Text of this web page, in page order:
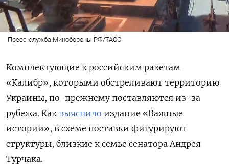
Пресс-служба Минобороны РФ/ТАСС
Комплектующие к российским ракетам
«Калибр», которыми обстреливают территорию
Украины, по-прежнему поставляются из-за
рубежа. Как выяснило издание «Важные
истории», в схеме поставки фигурируют
структуры, близкие к семье сенатора Андрея
Турчака.